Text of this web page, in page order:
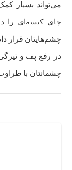
می‌تواند بسیار
چای کیسه‌ای را
چشم‌هایتان قرار
در رفع پف و
چشمانتان با